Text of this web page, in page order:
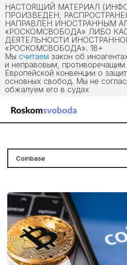
НАСТОЯЩИЙ МАТЕРИАЛ
ПРОИЗВЕДЕН,
НАПРАВЛЕН ИНОСТРАННЫМ
«РОСКОМСВОБОДА» ЛИБО
ДЕЯТЕЛЬНОСТИ
«РОСКОМСВОБОДА». 18+
Мы считаем закон об
и неправовым, противоречащим
Европейской конвенции о
основных свобод. Мы не
обжалуем его в судах